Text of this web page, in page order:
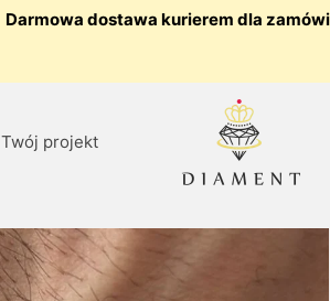
Darmowa dostawa kurierem dla
Twój projekt